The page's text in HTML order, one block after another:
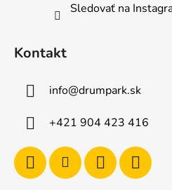
Sledovať na
Kontakt
info@drumpark.sk
+421 904 423 416